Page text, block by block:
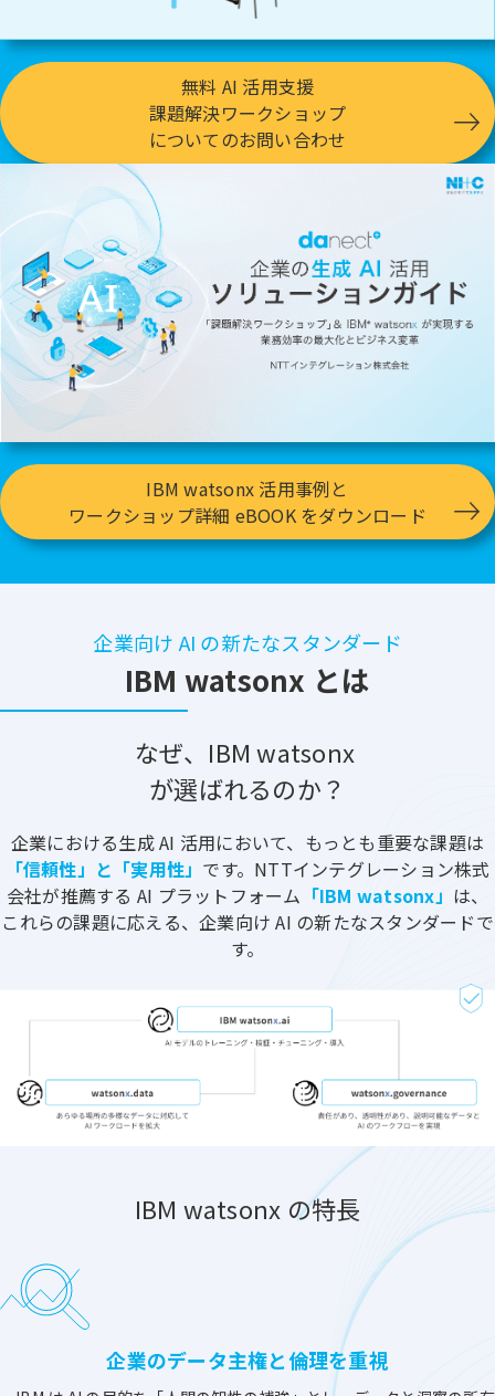
無料 AI 活用支援
課題解決ワークショップ
についてのお問い合わせ
IBM watsonx 活用事例と
ワークショップ詳細 eBOOK をダウンロード
企業向け AI の新たなスタンダード
IBM watsonx とは
なぜ、IBM watsonx
が選ばれるのか？
企業における生成 AI 活用において、もっとも重要な課題は
「信頼性」と「実用性」 です。NTTインテグレーション株式
会社が推薦する AI プラットフォーム 「IBM watsonx」 は、
これらの課題に応える、企業向け AI の新たなスタンダードで
す。
IBM watsonx の特長
企業のデータ主権と倫理を重視